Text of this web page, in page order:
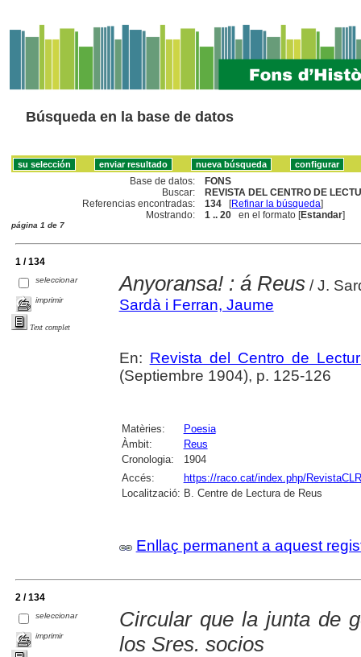
Búsqueda en la base de datos
Base de datos:
FONS
Buscar:
REVISTA DEL CENTRO DE
Referencias encontradas:
134 [Refinar la búsqueda]
Mostrando:
1 .. 20 en el formato [Estandar]
página 1 de 7
1 / 134
seleccionar
imprimir
Text complet
­Anyoransa! : á Reus/ J.
Sardà i Ferran, Jaume
En: Revista del Centro de
(Septiembre 1904), p. 125-126
Matèries:
Poesia
Àmbit:
Reus
Cronologia:
1904
Accés:
https://raco.cat/index.php/
Localització: B. Centre de Lectura de Reus
Enllaç permanent a aquest
2 / 134
seleccionar
imprimir
Circular que la junta de
los Sres. socios